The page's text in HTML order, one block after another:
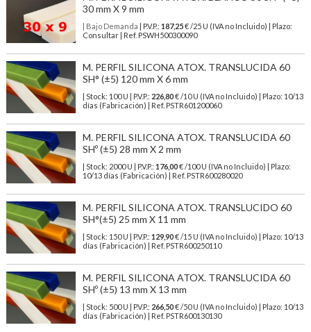
30 mm X 9 mm
| Bajo Demanda | P.V.P.: 187,25€ /25 U (IVA no Incluido) | Plazo:
Consultar | Ref. PSWH500300090
M. PERFIL SILICONA ATOX. TRANSLUCIDA 60
SH° (±5) 120 mm X 6 mm
| Stock: 100 U | P.V.P.: 226,80€/10 U (IVA no Incluido)
| Plazo: 10/13
días (Fabricación) | Ref. PSTR601200060
M. PERFIL SILICONA ATOX. TRANSLUCIDA 60
SHº (±5) 28 mm X 2 mm
| Stock: 2000 U | P.V.P.: 176,00€/100 U (IVA no Incluido)
| Plazo:
10/13 días (Fabricación) | Ref. PSTR600280020
M. PERFIL SILICONA ATOX. TRANSLUCIDO 60
SH°(±5) 25 mm X 11 mm
| Stock: 150 U | P.V.P.: 129,90€/15 U (IVA no Incluido)
| Plazo: 10/13
días (Fabricación) | Ref. PSTR600250110
M. PERFIL SILICONA ATOX. TRANSLUCIDA 60
SHº (±5) 13 mm X 13 mm
| Stock: 500 U | P.V.P.: 266,50€/50 U (IVA no Incluido)
| Plazo: 10/13
días (Fabricación) | Ref. PSTR600130130